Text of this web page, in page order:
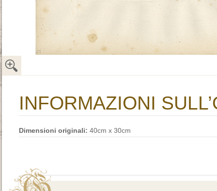
INFORMAZIONI
Dimensioni originali: 40cm x 30cm